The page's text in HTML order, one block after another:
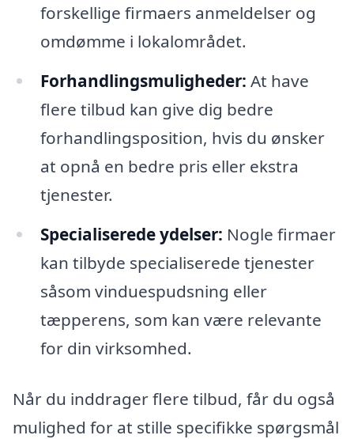
forskellige firmaers anmeldelser og
omdømme i lokalområdet.
Forhandlingsmuligheder: At have
flere tilbud kan give dig bedre
forhandlingsposition, hvis du ønsker
at opnå en bedre pris eller ekstra
tjenester.
Specialiserede ydelser: Nogle firmaer
kan tilbyde specialiserede tjenester
såsom vinduespudsning eller
tæpperens, som kan være relevante
for din virksomhed.
Når du inddrager flere tilbud, får du også
mulighed for at stille specifikke spørgsmål